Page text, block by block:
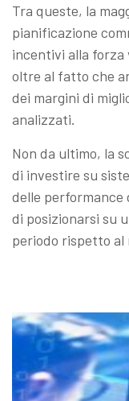
Tra queste, la
pianificazione
incentivi alla
oltre al fatto che
dei margini di
analizzati.
Non da ultimo, la
di investire su
delle performance
di posizionarsi su
periodo rispetto al